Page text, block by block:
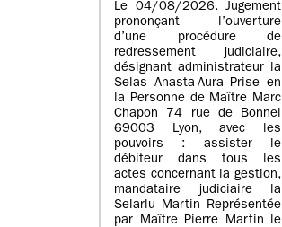
Le 04/08/2026. Jugement
prononçant l’ouverture
d’une procédure de
redressement judiciaire,
désignant administrateur la
Selas Anasta-Aura Prise en
la Personne de Maître Marc
Chapon 74 rue de Bonnel
69003 Lyon, avec les
pouvoirs : assister le
débiteur dans tous les
actes concernant la gestion,
mandataire judiciaire la
Selarlu Martin Représentée
par Maître Pierre Martin le